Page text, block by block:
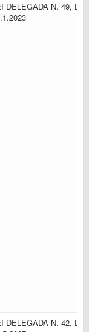
DELEGADA N. 49, DE
DELEGADA N. 42, DE